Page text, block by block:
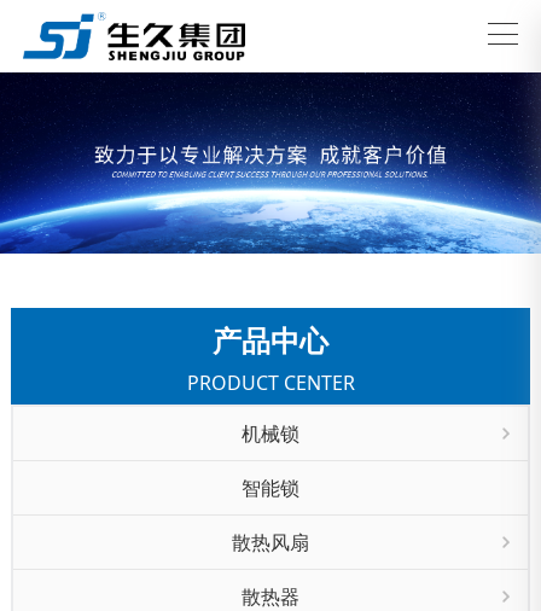
产品中心
PRODUCT CENTER
机械锁
智能锁
散热风扇
散热器